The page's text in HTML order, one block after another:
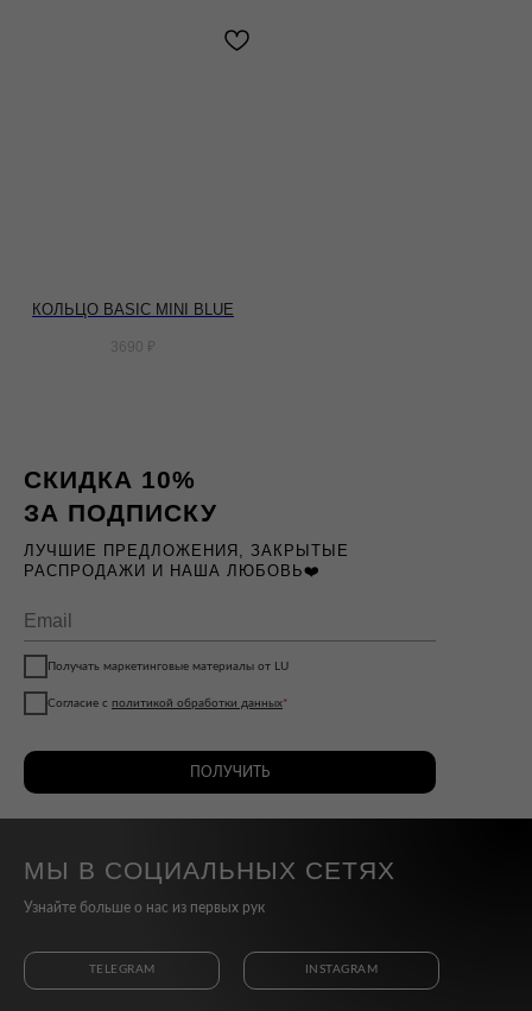
КОЛЬЦО BASIC MINI BLUE
3690 ₽
СКИДКА 10%
ЗА ПОДПИСКУ
Получать маркетинговые материалы от LU
Согласие с политикой обработки данных*
ПОЛУЧИТЬ
МЫ В СОЦИАЛЬНЫХ СЕТЯХ
Узнайте больше о нас из первых рук
TELEGRAM INSTAGRAM
ЛУЧШИЕ ПРЕДЛОЖЕНИЯ, ЗАКРЫТЫЕ
РАСПРОДАЖИ И НАША ЛЮБОВЬ❤️